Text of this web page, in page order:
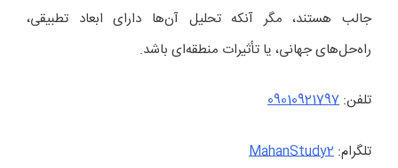
جالب هستند، مگر آنکه تحلیل آن‌ها دارای ابعاد تطبیقی،
راه‌حل‌های جهانی، یا تأثیرات منطقه‌ای باشد.
تلفن: 09010921797
تلگرام: MahanStudy2